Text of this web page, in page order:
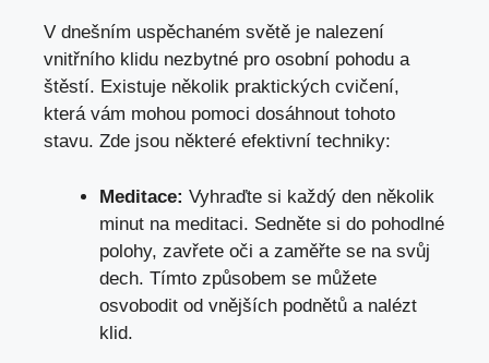
V dnešním uspěchaném světě je nalezení
vnitřního klidu nezbytné pro osobní pohodu a
štěstí. Existuje několik praktických cvičení,
která vám mohou pomoci dosáhnout tohoto
stavu. Zde jsou některé efektivní techniky:
Meditace: Vyhraďte si každý den několik
minut na meditaci. Sedněte si do pohodlné
polohy, zavřete oči a zaměřte se na svůj
dech. Tímto způsobem se můžete
osvobodit od vnějších podnětů a nalézt
klid.